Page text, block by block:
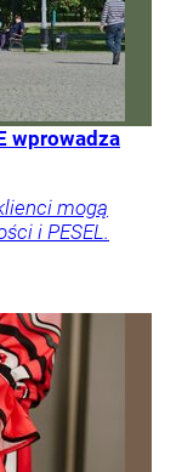
wprowadza
mogą
i PESEL.